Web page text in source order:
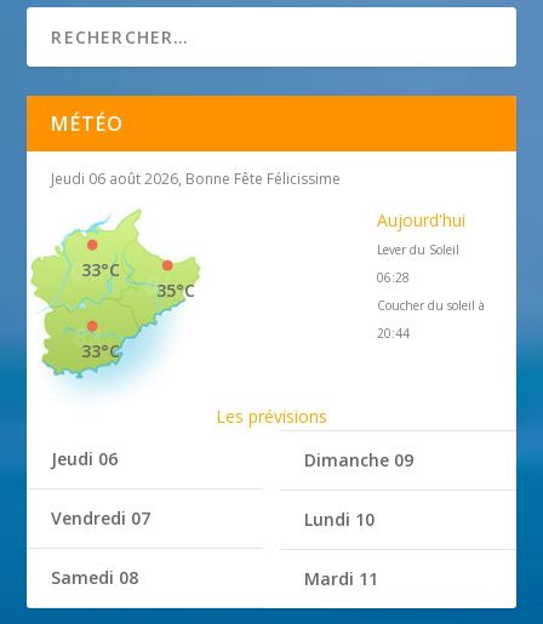
MÉTÉO
Jeudi 06 août 2026, Bonne Fête Félicissime
35°C
33°C
33°C
Aujourd'hui
Lever du Soleil
06:28
Coucher du soleil à
20:44
Les prévisions
Jeudi 06
Vendredi 07
Samedi 08
Dimanche 09
Lundi 10
Mardi 11